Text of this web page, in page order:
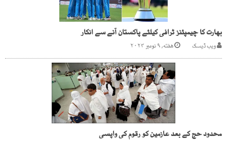
بھارت کا چیمپئنز ٹرافی کیلئے پاکستان آنے سے انکار
ویب ڈیسک هفته, ۹ نومبر ۲۰۲۴
محدود حج کے بعد عازمین کو رقوم کی واپسی